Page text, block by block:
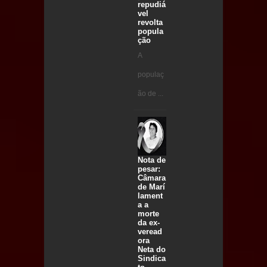
repudiá
vel
revolta
popula
ção
A
populaç
ão de ...
Nota de
pesar:
Câmara
de Marí
lament
a a
morte
da ex-
veread
ora
Neta do
Sindica